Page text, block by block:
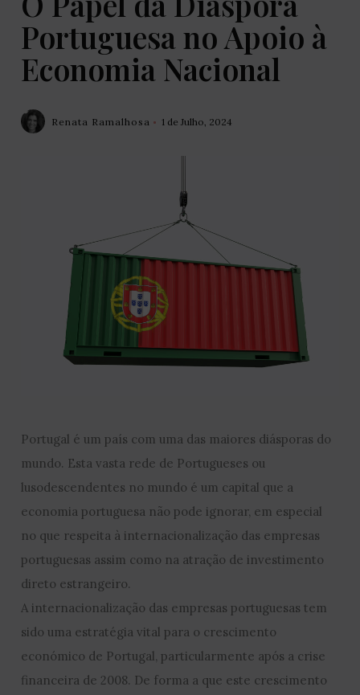
Portuguesa no Apoio à
Economia Nacional
Renata Ramalhosa 1 de Julho, 2024
Portugal é um país com uma das maiores diásporas do
mundo. Esta vasta rede de Portugueses ou
lusodescendentes no mundo é um capital que a
economia portuguesa não pode ignorar, em especial
no que respeita à internacionalização das empresas
portuguesas assim como na atração de investimento
direto estrangeiro.
A internacionalização das empresas portuguesas tem
sido uma estratégia vital para o crescimento
económico de Portugal, particularmente após a crise
financeira de 2008. De forma a que este crescimento